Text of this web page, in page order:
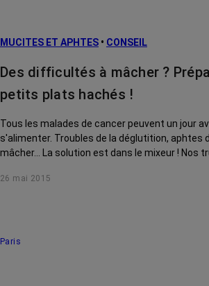
MUCITES ET APHTES • CONSEIL
Des difficultés à mâcher ?
petits plats hachés !
Tous les malades de cancer peuvent un jour
s'alimenter. Troubles de la déglutition, aphtes
mâcher... La solution est dans le mixeur ! Nos
26 mai 2015
Paris